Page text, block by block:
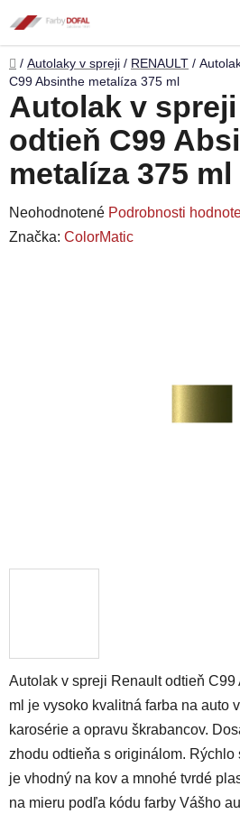
na
obsah
Domov
/ Autolaky v spreji / RENAULT /
C99 Absinthe metalíza 375 ml
Autolak v spreji Renault odtieň
ml je vysoko kvalitná farba na auto
karosérie a opravu škrabancov.
zhodu odtieňa s originálom. Rýchlo
je vhodný na kov a mnohé tvrdé
na mieru podľa kódu farby Vášho
Autolak v
odtieň C99
metalíza 375 ml
Priemerné
hodnotenie
Neohodnotené Podrobnosti
Značka: ColorMatic